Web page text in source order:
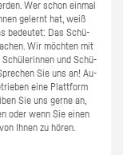
Wer schon ein­mal
ge­lernt hat, weiß
be­deu­tet: Das Schü­
Wir möch­ten mit
Schü­le­rin­nen und Schü­
Sie uns an! Au­
eine Platt­form
Sie uns gerne an,
oder wenn Sie einen
Ihnen zu hören.